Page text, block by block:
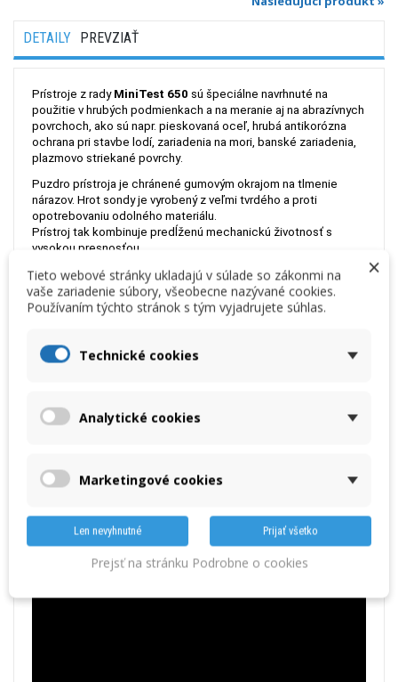
DETAILY PREVZIAŤ
Prístroje z rady MiniTest 650 sú špeciálne navrhnuté na
použitie v hrubých podmienkach a na meranie aj na abrazívnych
povrchoch, ako sú napr. pieskovaná oceľ, hrubá antikorózna
ochrana pri stavbe lodí, zariadenia na mori, banské zariadenia,
p lazmovo striekané povrchy.
Puzdro prístroja je chránené gumovým okrajom na tlmenie
nárazov. Hrot sondy je vyrobený z veľmi tvrdého a proti
opotrebovaniu odolného materiálu.
Prístroj tak kombinuje predĺženú mechanickú životnosť s
vysokou presnosťou.
ochrana proti korózii pri stavbe lodíZariadenia na mori a
banské zariadeniaPlazmovo striekané povrchy
- MiniTest 650 F – na meranie nemagnetických vrstiev na oceli
- MiniTest 650 N – na meranie izolačných vrstiev na
oceli a izolačných vrstiev na neželezných kovoch (automatické
rozoznanie podkladového materiálu).
– metóda F – magneticko-indukčná metóda na meranie farieb,
zinku, chrómu a pod. na magnetických kovoch
eloxov, lakov a pod. na nemagnetických kovoch
– metóda FN – oba predošlé princípy v jednom prístroji
×
Tieto webové stránky ukladajú v súlade so zákonmi na
vaše zariadenie súbory, všeobecne nazývané cookies.
Používaním týchto stránok s tým vyjadrujete súhlas.
Technické cookies
Analytické cookies
Marketingové cookies
Len nevyhnutné Prijať všetko
Prejsť na stránku Podrobne o cookies